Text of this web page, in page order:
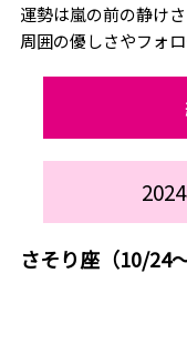
運勢は嵐の前の静け
周囲の優しさやフォ
さそり座（10/24